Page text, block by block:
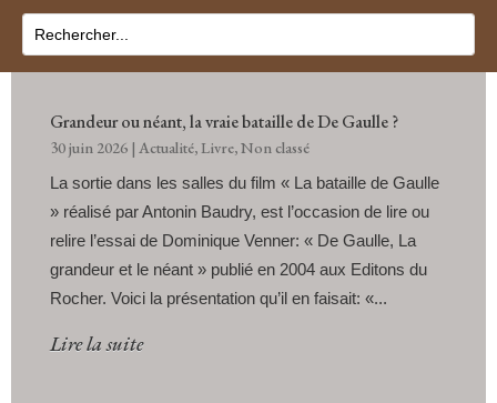
Grandeur ou néant, la vraie bataille de De Gaulle ?
30 juin 2026 | Actualité,Livre,Non classé
La sortie dans les salles du film « La bataille de Gaulle
» réalisé par Antonin Baudry, est l’occasion de lire ou
relire l’essai de Dominique Venner: « De Gaulle, La
grandeur et le néant » publié en 2004 aux Editons du
Rocher. Voici la présentation qu’il en faisait: «...
Lire la suite